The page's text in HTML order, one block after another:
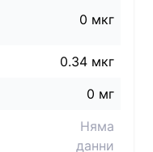
0 мкг
0.34 мкг
0 мг
Няма
данни